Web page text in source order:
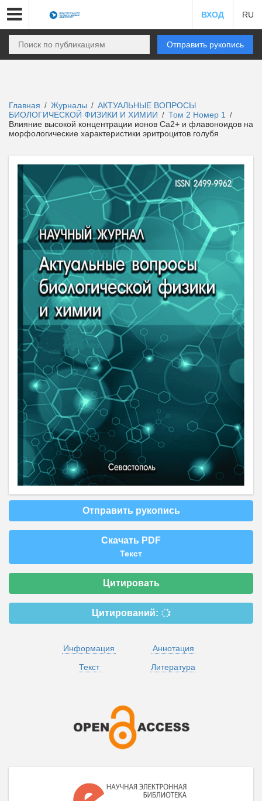
ВХОД RU
Отправить рукопись
Главная / Журналы / АКТУАЛЬНЫЕ ВОПРОСЫ
БИОЛОГИЧЕСКОЙ ФИЗИКИ И ХИМИИ / Том 2 Номер 1 /
Влияние высокой концентрации ионов Са2+ и флавоноидов на
морфологические характеристики эритроцитов голубя
Отправить рукопись
Скачать PDF
Текст
Цитировать
Цитирований:
Информация
Аннотация
Текст
Литература